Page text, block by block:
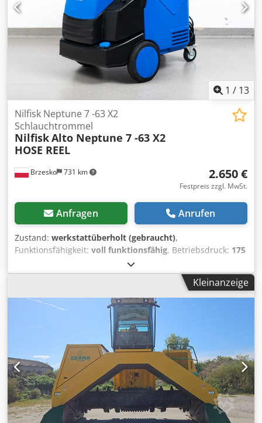
1 / 13
Brzesko 731 km
Nilfisk Neptune 7 -63 X2
Schlauchtrommel
NilfiskAlto Neptune 7 -63 X2
HOSE REEL
2.650 €
Festpreis zzgl. MwSt.
Anfragen Anrufen
Zustand: werkstattüberholt (gebraucht),
Funktionsfähigkeit: voll funktionsfähig, Betriebsdruck: 175
, Hochdruckschlauchlänge:
224 kg, Eingangsspannung:400 V, Garantiezeit:6 Monate,
, Der Hochdruckreiniger Nilfisk Alto
Neptune 7-63 X2 o ist ein hocheffizientes Gerät, das auch
für härteste Arbeiten in Großflächigen Anlagen geeignet
ist. Während der umfassenden Inspektion und
Renovierung überprüfte unser Serviceteam die Maschine
gründlich auf jede Funktion. Alle mechanischen Teile mit
Abnutzung und Verschleißspuren wurden durch neue
ersetzt, unter anderen: Keramikkolben, Dichtungen, Lager,
und Alle O-Ringe. Dies gewährleistet einen langen und
störungsfreien Betrieb, ohne dass in Zukunft zusätzliche
Investitionen an der Maschine erforderlich sind.
Kleinanzeige